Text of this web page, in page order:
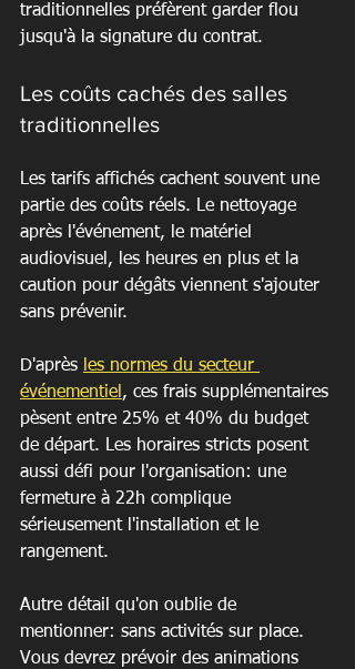
traditionnelles préfèrent garder flou
jusqu'à la signature du contrat.
Les coûts cachés des salles
traditionnelles
Les tarifs affichés cachent souvent une
partie des coûts réels. Le nettoyage
après l'événement, le matériel
audiovisuel, les heures en plus et la
caution pour dégâts viennent s'ajouter
sans prévenir.
D'après les normes du secteur
événementiel , ces frais supplémentaires
pèsent entre 25% et 40% du budget
de départ. Les horaires stricts posent
aussi défi pour l'organisation: une
fermeture à 22h complique
sérieusement l'installation et le
rangement.
Autre détail qu'on oublie de
mentionner: sans activités sur place.
Vous devrez prévoir des animations